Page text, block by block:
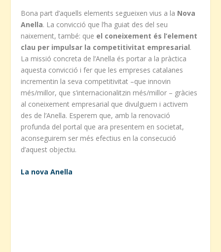
Bona part d’aquells elements segueixen vius a la Nova
Anella. La convicció que l’ha guiat des del seu
naixement, també: que el coneixement és l’element
clau per impulsar la competitivitat empresarial.
La missió concreta de l’Anella és portar a la pràctica
aquesta convicció i fer que les empreses catalanes
incrementin la seva competitivitat –que innovin
més/millor, que s’internacionalitzin més/millor – gràcies
al coneixement empresarial que divulguem i activem
des de l’Anella. Esperem que, amb la renovació
profunda del portal que ara presentem en societat,
aconseguirem ser més efectius en la consecució
d’aquest objectiu.
La nova Anella